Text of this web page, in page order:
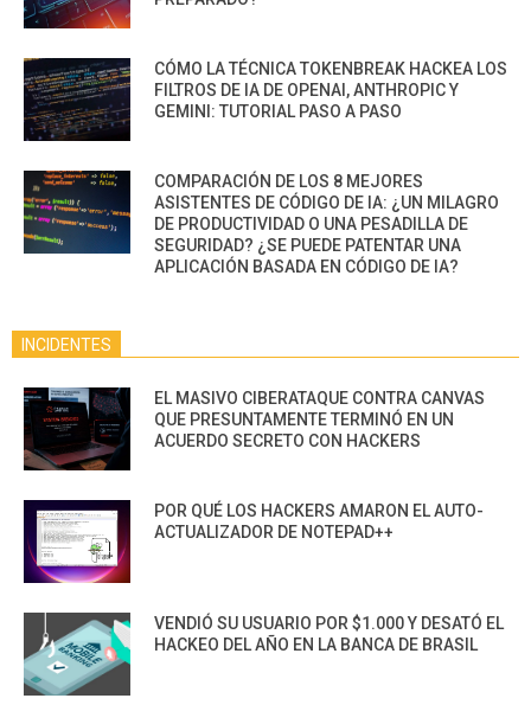
CÓMO LA TÉCNICA TOKENBREAK HACKEA LOS
FILTROS DE IA DE OPENAI, ANTHROPIC Y
GEMINI: TUTORIAL PASO A PASO
COMPARACIÓN DE LOS 8 MEJORES
ASISTENTES DE CÓDIGO DE IA: ¿UN MILAGRO
DE PRODUCTIVIDAD O UNA PESADILLA DE
SEGURIDAD? ¿SE PUEDE PATENTAR UNA
APLICACIÓN BASADA EN CÓDIGO DE IA?
INCIDENTES
EL MASIVO CIBERATAQUE CONTRA CANVAS
QUE PRESUNTAMENTE TERMINÓ EN UN
ACUERDO SECRETO CON HACKERS
POR QUÉ LOS HACKERS AMARON EL AUTO-
ACTUALIZADOR DE NOTEPAD++
VENDIÓ SU USUARIO POR $1.000 Y DESATÓ EL
HACKEO DEL AÑO EN LA BANCA DE BRASIL